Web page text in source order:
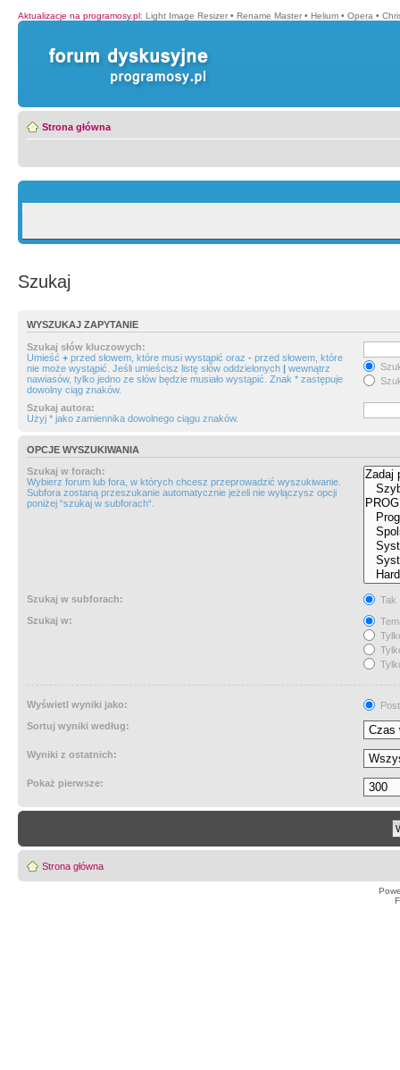
Aktualizacje na programosy.pl: Light Image Resizer • Rename Master • Helium • Opera •
Strona główna
Szukaj
WYSZUKAJ ZAPYTANIE
Szukaj słów kluczowych:
Umieść + przed słowem, które musi wystąpić oraz - przed słowem, które
nie może wystąpić. Jeśli umieścisz listę słów oddzielonych | wewnątrz
nawiasów, tylko jedno ze słów będzie musiało wystąpić. Znak * zastępuje
dowolny ciąg znaków.
Szukaj autora:
Użyj * jako zamiennika dowolnego ciągu znaków.
OPCJE WYSZUKIWANIA
Szukaj w forach:
Wybierz forum lub fora, w których chcesz przeprowadzić wyszukiwanie.
Subfora zostaną przeszukanie automatycznie jeżeli nie wyłączysz opcji
poniżej “szukaj w subforach“.
Szukaj w subforach:
Tak
Szukaj w:
Wyświetl wyniki jako:
Sortuj wyniki według:
Wyniki z ostatnich:
Pokaż pierwsze:
Strona główna